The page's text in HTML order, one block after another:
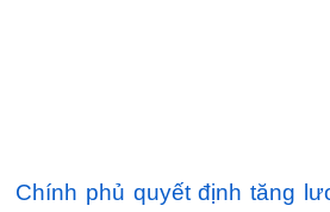
Chính phủ quyết định tăng